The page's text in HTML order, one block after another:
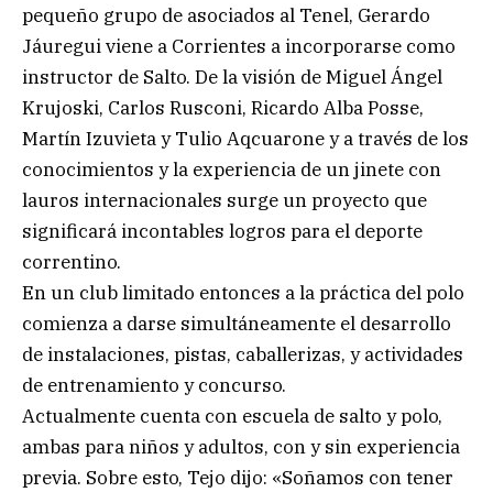
pequeño grupo de asociados al Tenel, Gerardo
Jáuregui viene a Corrientes a incorporarse como
instructor de Salto. De la visión de Miguel Ángel
Krujoski, Carlos Rusconi, Ricardo Alba Posse,
Martín Izuvieta y Tulio Aqcuarone y a través de los
conocimientos y la experiencia de un jinete con
lauros internacionales surge un proyecto que
significará incontables logros para el deporte
correntino.
En un club limitado entonces a la práctica del polo
comienza a darse simultáneamente el desarrollo
de instalaciones, pistas, caballerizas, y actividades
de entrenamiento y concurso.
Actualmente cuenta con escuela de salto y polo,
ambas para niños y adultos, con y sin experiencia
previa. Sobre esto, Tejo dijo: «Soñamos con tener